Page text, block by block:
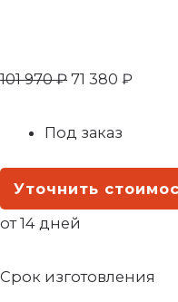
101 970₽ 71 380 ₽
Под заказ
Уточнить
от 14 дней
Срок изготовления